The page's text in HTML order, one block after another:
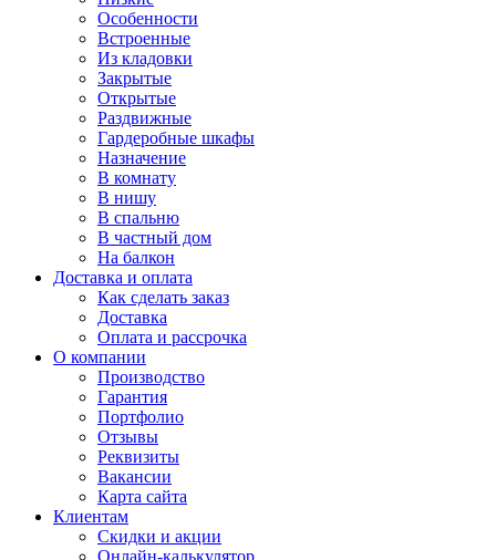
Особенности
Встроенные
Из кладовки
Закрытые
Открытые
Раздвижные
Гардеробные шкафы
Назначение
В комнату
В нишу
В спальню
В частный дом
На балкон
Доставка и оплата
Как сделать заказ
Доставка
Оплата и рассрочка
О компании
Производство
Гарантия
Портфолио
Отзывы
Реквизиты
Вакансии
Карта сайта
Клиентам
Скидки и акции
Онлайн-калькулятор